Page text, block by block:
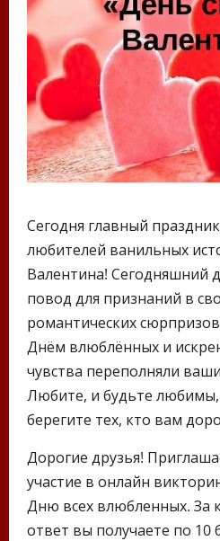
Сегодня главный
любителей ванильных
Валентина! Сегодняшний
повод для признаний в
романтических
Днём влюблённых и
чувства переполняли
Любите, и будьте
берегите тех, кто вам
Дорогие друзья!
участие в онлайн
Дню всех влюбленных. За
ответ вы получаете по 10